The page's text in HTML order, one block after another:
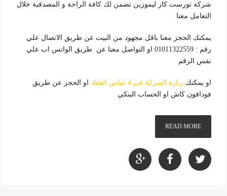
شركة تورست كار ليموزين تضمن لك كافة الراحة و المصدقية خلال
التعامل معنا
يمكنك الحجز معنا باقل مجهود من البيت عن طريق الاتصال علي
رقم : 01011322559 او التواصل معنا عن طريق الواتس اب علي
نفس الرقم
او يمكنك زيارة الشركة في 4 عباس العقاد
او الحجز عن طريق
فودافون كاش او الحساب البنكي
READ MORE